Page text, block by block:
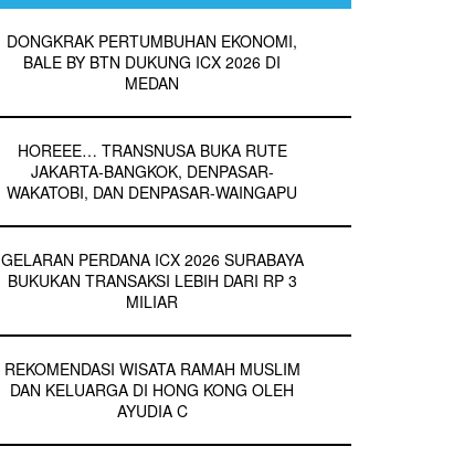
DONGKRAK PERTUMBUHAN EKONOMI,
BALE BY BTN DUKUNG ICX 2026 DI
MEDAN
HOREEE… TRANSNUSA BUKA RUTE
JAKARTA-BANGKOK, DENPASAR-
WAKATOBI, DAN DENPASAR-WAINGAPU
GELARAN PERDANA ICX 2026 SURABAYA
BUKUKAN TRANSAKSI LEBIH DARI RP 3
MILIAR
REKOMENDASI WISATA RAMAH MUSLIM
DAN KELUARGA DI HONG KONG OLEH
AYUDIA C